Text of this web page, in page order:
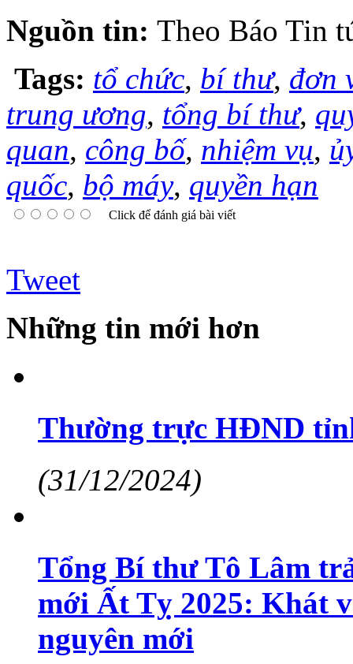
Nguồn tin: Theo Báo Tin
Tags: tổ chức, bí thư, đơn
trung ương, tổng bí thư,
quan, công bố, nhiệm vụ,
quốc, bộ máy, quyền hạn
Click để đánh giá bài viết
Tweet
Những tin mới hơn
Thường trực HĐND
(31/12/2024)
Tổng Bí thư Tô Lâm
mới Ất Tỵ 2025: Khát
nguyên mới